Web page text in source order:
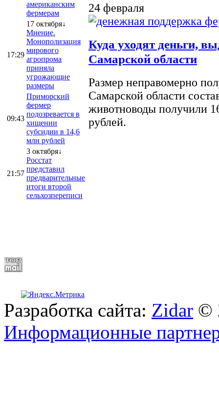
американским
фермерам
17:29
17 октября↓
Мнение.
Монополизация
мирового
агропрома
приняла
угрожающие
размеры
09:43
Приморский
фермер
подозревается в
хищении
субсидии в 14,6
млн рублей
21:57
3 октября↓
Росстат
представил
предварительные
итоги второй
сельхозпереписи
24 февраля
Куда уходят деньги,
Самарской области
Размер неправомерно
Самарской области
животноводы получили
рублей.
Разработка сайта: Zidar ©
Информационные